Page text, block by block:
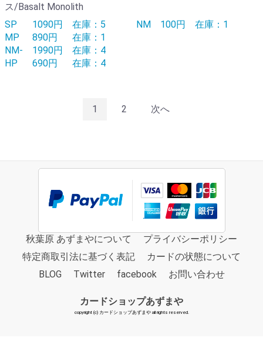
ス/Basalt Monolith
SP
1090円 在庫：5
MP
890円
在庫：1
NM- 1990円 在庫：4
HP
690円 在庫：4
NM 100円 在庫：1
1 2 次へ
秋葉原 あずまやについて
プライバシーポリシー
特定商取引法に基づく表記
カードの状態について
BLOG
Twitter facebook お問い合わせ
カードショップあずまや
copyright (c) カードショップあずまや all rights reserved.